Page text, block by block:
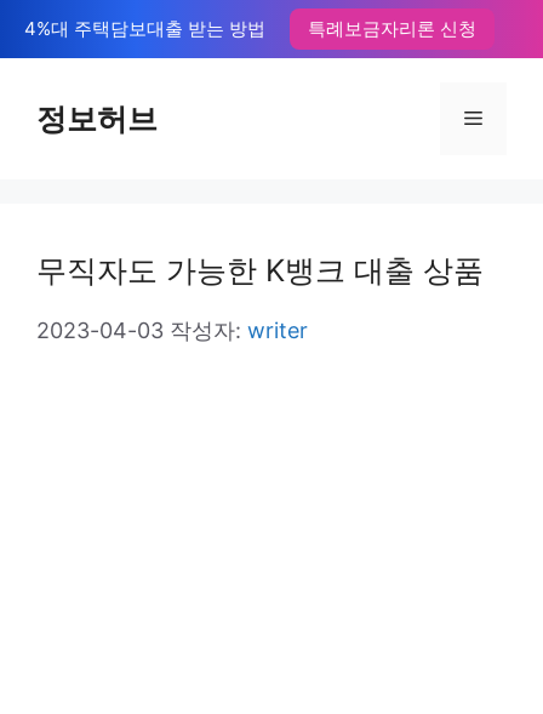
텐
4%대 주택담보대출 받는 방법 특례보금자리론 신청
정보허브 메
무직자도 가능한 K뱅크 대출 상품
2023-04-03 작성자: writer